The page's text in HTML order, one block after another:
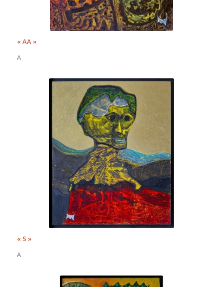
« AA »
A
« S »
A